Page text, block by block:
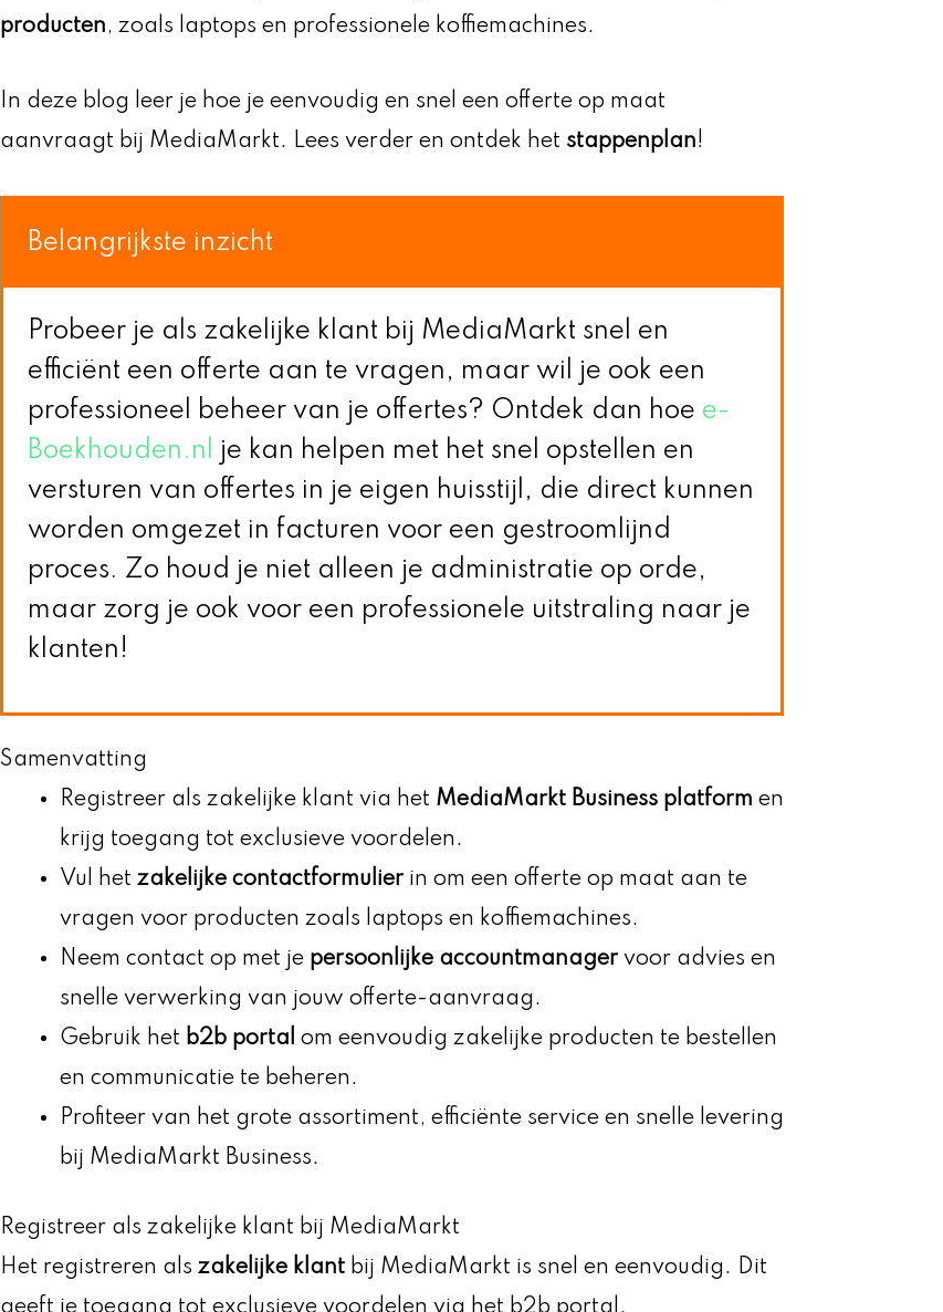
producten, zoals laptops en professionele koffiemachines.
In deze blog leer je hoe je eenvoudig en snel een offerte op maat
aanvraagt bij MediaMarkt. Lees verder en ontdek het stappenplan!
Belangrijkste inzicht
Probeer je als zakelijke klant bij MediaMarkt snel en
efficiënt een offerte aan te vragen, maar wil je ook een
professioneel beheer van je offertes? Ontdek dan hoe e-
Boekhouden.nl je kan helpen met het snel opstellen en
versturen van offertes in je eigen huisstijl, die direct kunnen
worden omgezet in facturen voor een gestroomlijnd
proces. Zo houd je niet alleen je administratie op orde,
maar zorg je ook voor een professionele uitstraling naar je
klanten!
Samenvatting
Registreer als zakelijke klant via het MediaMarkt Business platform en
krijg toegang tot exclusieve voordelen.
Vul het zakelijke contactformulierin om een offerte op maat aan te
vragen voor producten zoals laptops en koffiemachines.
Neem contact op met je persoonlijke accountmanagervoor advies en
snelle verwerking van jouw offerte-aanvraag.
Gebruik het b2b portal om eenvoudig zakelijke producten te bestellen
en communicatie te beheren.
Profiteer van het grote assortiment, efficiënte service en snelle levering
bij MediaMarkt Business.
Registreer als zakelijke klant bij MediaMarkt
Het registreren als zakelijke klant bij MediaMarkt is snel en eenvoudig. Dit
geeft je toegang tot exclusieve voordelen via het b2b portal.